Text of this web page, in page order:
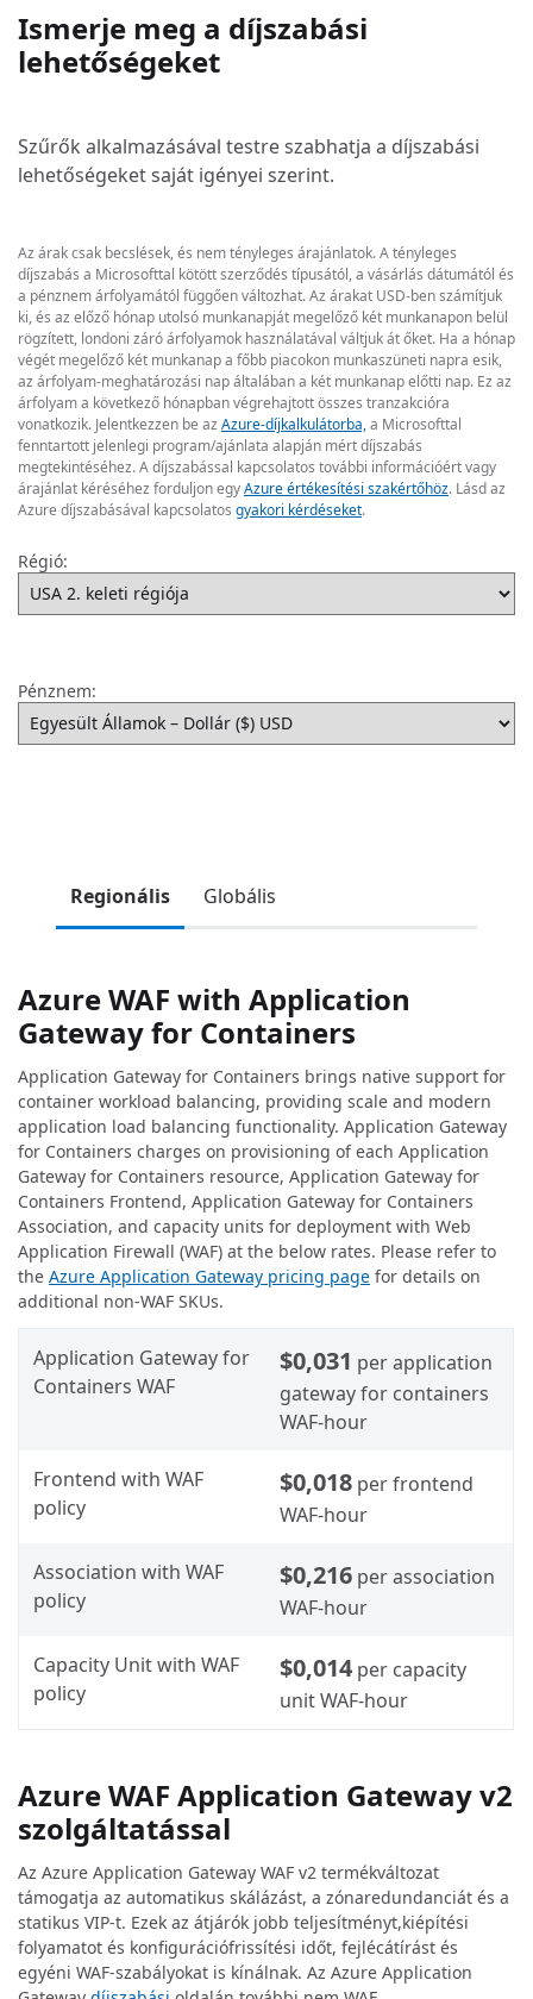
Ismerje meg a díjszabási
lehetőségeket
Szűrők alkalmazásával testre szabhatja a díjszabási
lehetőségeket saját igényei szerint.
Az árak csak becslések, és nem tényleges árajánlatok. A tényleges
díjszabás a Microsofttal kötött szerződés típusától, a vásárlás dátumától és
a pénznem árfolyamától függően változhat. Az árakat USD-ben számítjuk
ki, és az előző hónap utolsó munkanapját megelőző két munkanapon belül
rögzített, londoni záró árfolyamok használatával váltjuk át őket. Ha a hónap
végét megelőző két munkanap a főbb piacokon munkaszüneti napra esik,
az árfolyam-meghatározási nap általában a két munkanap előtti nap. Ez az
árfolyam a következő hónapban végrehajtott összes tranzakcióra
vonatkozik. Jelentkezzen be az Azure-díjkalkulátorba,a Microsofttal
fenntartott jelenlegi program/ajánlata alapján mért díjszabás
megtekintéséhez. A díjszabással kapcsolatos további információért vagy
árajánlat kéréséhez forduljon egyAzure értékesítési szakértőhöz. Lásd az
Azure díjszabásával kapcsolatos gyakori kérdéseket.
Régió:
Pénznem:
Regionális Globális
Azure WAF with Application
Gateway for Containers
Application Gateway for Containers brings native support for
container workload balancing, providing scale and modern
application load balancing functionality. Application Gateway
for Containers charges on provisioning of each Application
Gateway for Containers resource, Application Gateway for
Containers Frontend, Application Gateway for Containers
Association, and capacity units for deployment with Web
Application Firewall (WAF) at the below rates. Please refer to
the Azure Application Gateway pricing page for details on
additional non-WAF SKUs.
Application Gateway for
Containers WAF
$0,031 per application
gateway for containers
WAF-hour
Frontend with WAF
policy
$0,018 per frontend
WAF-hour
Association with WAF
policy
$0,216 per association
WAF-hour
Capacity Unit with WAF
policy
$0,014 per capacity
unit WAF-hour
Azure WAF Application Gateway v2
szolgáltatással
Az Azure Application Gateway WAF v2 termékváltozat
támogatja az automatikus skálázást, a zónaredundanciát és a
statikus VIP-t. Ezek az átjárók jobb teljesítményt,kiépítési
folyamatot és konfigurációfrissítési időt, fejlécátírást és
egyéni WAF-szabályokat is kínálnak. Az Azure Application